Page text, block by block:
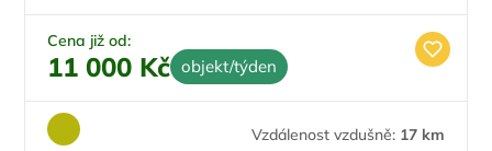
Klimatizace
Cena již od:
11 000 Kč objekt/týden
Vzdálenost vzdušně: 17 km